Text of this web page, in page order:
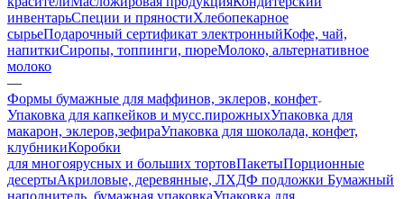
инвентарьСпеции и пряностиХлебопекарное
сырьеПодарочный сертификат электронныйКофе, чай,
напиткиСиропы, топпинги, пюреМолоко, альтернативное
молоко
—
Формы бумажные для маффинов, эклеров, конфет
Упаковка для капкейков и мусс.пирожныхУпаковка для
макарон, эклеров,зефираУпаковка для шоколада, конфет,
клубникиКоробки
для многоярусных и больших тортовПакетыПорционные
десертыАкриловые, деревянные, ЛХДФ подложки Бумажный
наполнитель, бумажная упаковкаУпаковка для